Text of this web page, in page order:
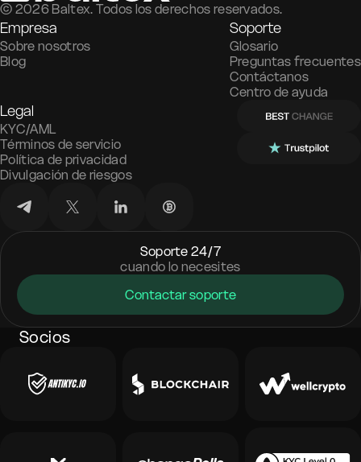
© 2026 Baltex. Todos los derechos reservados.
Empresa
Sobre nosotros
Blog
Soporte
Glosario
Preguntas frecuentes
Contáctanos
Centro de ayuda
Legal
KYC/AML
Términos de servicio
Política de privacidad
Divulgación de riesgos
Soporte 24/7
cuando lo necesites
Contactar soporte
Socios